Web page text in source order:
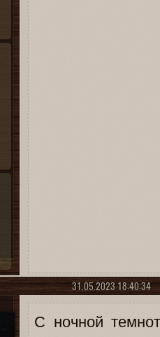
31.05.2023 18:40:34
С ночной